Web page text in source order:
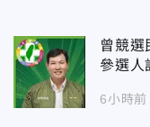
曾競
參選人
6小時前